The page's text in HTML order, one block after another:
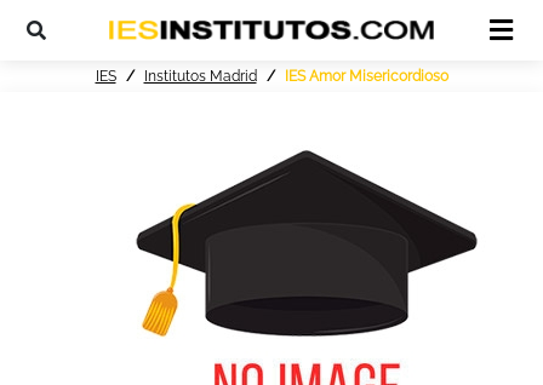
IES Institutos Madrid IES Amor Misericordioso